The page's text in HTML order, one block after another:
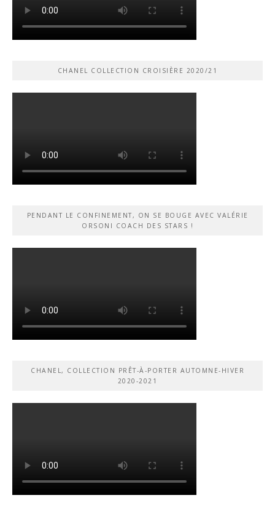
CHANEL COLLECTION CROISIÈRE 2020/21
PENDANT LE CONFINEMENT, ON SE BOUGE AVEC VALÉRIE
ORSONI COACH DES STARS !
CHANEL, COLLECTION PRÊT-À-PORTER AUTOMNE-HIVER
2020-2021